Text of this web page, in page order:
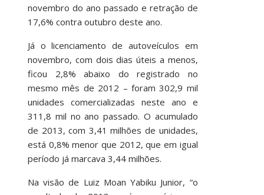
novembro do ano passado e retração de
17,6% contra outubro deste ano.
Já o licenciamento de autoveículos em
novembro, com dois dias úteis a menos,
ficou 2,8% abaixo do registrado no
mesmo mês de 2012 – foram 302,9 mil
unidades comercializadas neste ano e
311,8 mil no ano passado. O acumulado
de 2013, com 3,41 milhões de unidades,
está 0,8% menor que 2012, que em igual
período já marcava 3,44 milhões.
Na visão de Luiz Moan Yabiku Junior, “o